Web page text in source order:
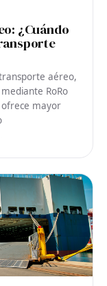
¿Cuándo
aéreo,
RoRo
ofrece mayor